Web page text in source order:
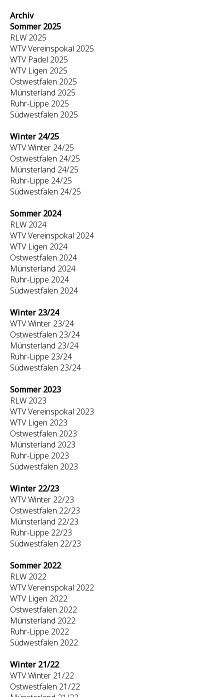
Archiv
Sommer 2025
RLW 2025
WTV Vereinspokal 2025
WTV Padel 2025
WTV Ligen 2025
Ostwestfalen 2025
Münsterland 2025
Ruhr-Lippe 2025
Südwestfalen 2025
Winter 24/25
WTV Winter 24/25
Ostwestfalen 24/25
Münsterland 24/25
Ruhr-Lippe 24/25
Südwestfalen 24/25
Sommer 2024
RLW 2024
WTV Vereinspokal 2024
WTV Ligen 2024
Ostwestfalen 2024
Münsterland 2024
Ruhr-Lippe 2024
Südwestfalen 2024
Winter 23/24
WTV Winter 23/24
Ostwestfalen 23/24
Münsterland 23/24
Ruhr-Lippe 23/24
Südwestfalen 23/24
Sommer 2023
RLW 2023
WTV Vereinspokal 2023
WTV Ligen 2023
Ostwestfalen 2023
Münsterland 2023
Ruhr-Lippe 2023
Südwestfalen 2023
Winter 22/23
WTV Winter 22/23
Ostwestfalen 22/23
Münsterland 22/23
Ruhr-Lippe 22/23
Südwestfalen 22/23
Sommer 2022
RLW 2022
WTV Vereinspokal 2022
WTV Ligen 2022
Ostwestfalen 2022
Münsterland 2022
Ruhr-Lippe 2022
Südwestfalen 2022
Winter 21/22
WTV Winter 21/22
Ostwestfalen 21/22